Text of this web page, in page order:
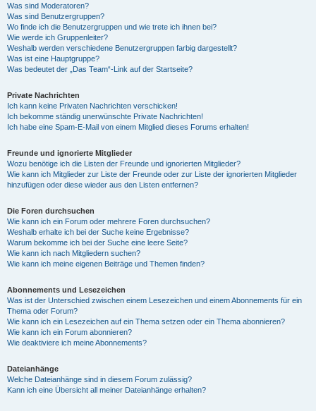
Was sind Moderatoren?
Was sind Benutzergruppen?
Wo finde ich die Benutzergruppen und wie trete ich ihnen bei?
Wie werde ich Gruppenleiter?
Weshalb werden verschiedene Benutzergruppen farbig dargestellt?
Was ist eine Hauptgruppe?
Was bedeutet der „Das Team“-Link auf der Startseite?
Private Nachrichten
Ich kann keine Privaten Nachrichten verschicken!
Ich bekomme ständig unerwünschte Private Nachrichten!
Ich habe eine Spam-E-Mail von einem Mitglied dieses Forums erhalten!
Freunde und ignorierte Mitglieder
Wozu benötige ich die Listen der Freunde und ignorierten Mitglieder?
Wie kann ich Mitglieder zur Liste der Freunde oder zur Liste der ignorierten Mitglieder
hinzufügen oder diese wieder aus den Listen entfernen?
Die Foren durchsuchen
Wie kann ich ein Forum oder mehrere Foren durchsuchen?
Weshalb erhalte ich bei der Suche keine Ergebnisse?
Warum bekomme ich bei der Suche eine leere Seite?
Wie kann ich nach Mitgliedern suchen?
Wie kann ich meine eigenen Beiträge und Themen finden?
Abonnements und Lesezeichen
Was ist der Unterschied zwischen einem Lesezeichen und einem Abonnements für ein
Thema oder Forum?
Wie kann ich ein Lesezeichen auf ein Thema setzen oder ein Thema abonnieren?
Wie kann ich ein Forum abonnieren?
Wie deaktiviere ich meine Abonnements?
Dateianhänge
Welche Dateianhänge sind in diesem Forum zulässig?
Kann ich eine Übersicht all meiner Dateianhänge erhalten?